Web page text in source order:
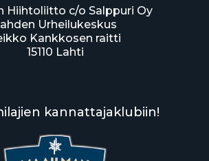
Hiihtoliitto c/o Salppuri Oy
Urheilukeskus
Kankkosen raitti
15110 Lahti
kannattajaklubiin!